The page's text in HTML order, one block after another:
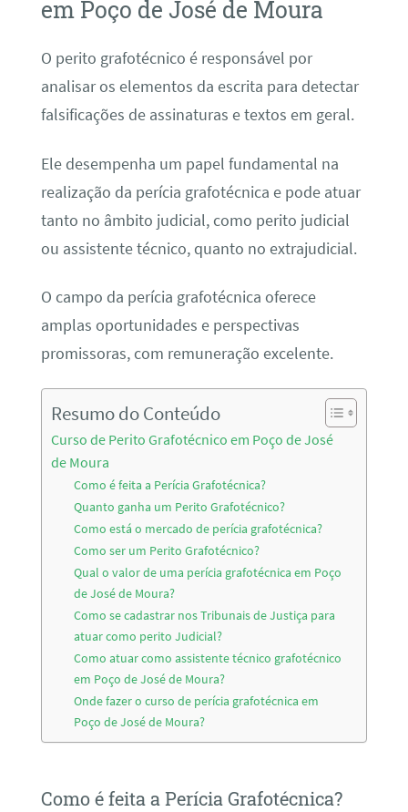
em Poço de José de Moura
O perito grafotécnico é responsável por
analisar os elementos da escrita para detectar
falsificações de assinaturas e textos em geral.
Ele desempenha um papel fundamental na
realização da perícia grafotécnica e pode atuar
tanto no âmbito judicial, como perito judicial
ou assistente técnico, quanto no extrajudicial.
O campo da perícia grafotécnica oferece
amplas oportunidades e perspectivas
promissoras, com remuneração excelente.
Resumo do Conteúdo
Curso de Perito Grafotécnico em Poço de José
de Moura
Como é feita a Perícia Grafotécnica?
Quanto ganha um Perito Grafotécnico?
Como está o mercado de perícia grafotécnica?
Como ser um Perito Grafotécnico?
Qual o valor de uma perícia grafotécnica em Poço
de José de Moura?
Como se cadastrar nos Tribunais de Justiça para
atuar como perito Judicial?
Como atuar como assistente técnico grafotécnico
em Poço de José de Moura?
Onde fazer o curso de perícia grafotécnica em
Poço de José de Moura?
Como é feita a Perícia Grafotécnica?